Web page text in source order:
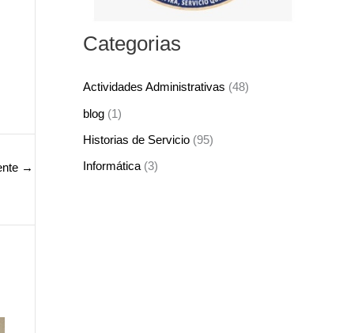
→
Categorias
Actividades Administrativas (48)
blog(1)
Historias de Servicio(95)
Informática(3)